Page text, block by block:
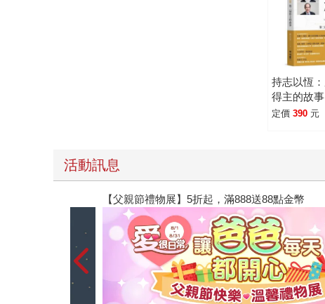
持志以恆
得主的故事
定價 390 元
活動訊息
【父親節禮物展】5折起，滿888送88點金幣